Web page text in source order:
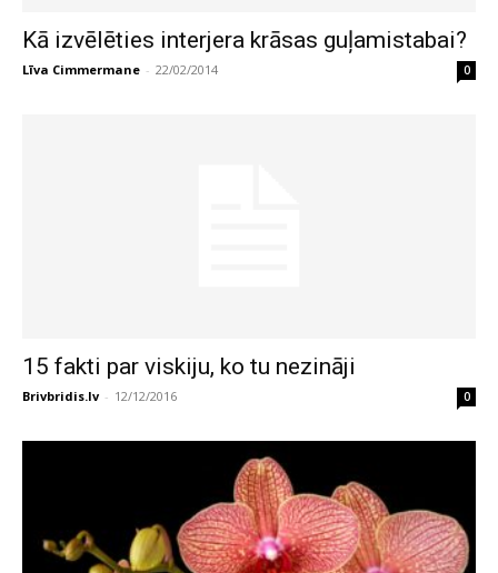
Kā izvēlēties interjera krāsas guļamistabai?
Līva Cimmermane - 22/02/2014 0
15 fakti par viskiju, ko tu nezināji
Brivbridis.lv - 12/12/2016 0